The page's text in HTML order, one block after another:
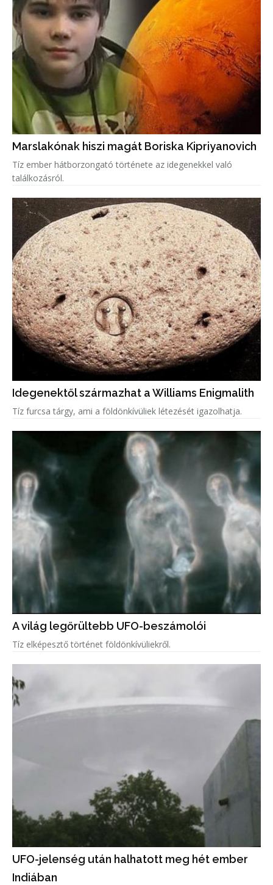
Marslakónak hiszi magát Boriska Kipriyanovich
Tíz ember hátborzongató története az idegenekkel való
találkozásról.
Idegenektől származhat a Williams Enigmalith
Tíz furcsa tárgy, ami a földönkívüliek létezését igazolhatja.
A világ legőrültebb UFO-beszámolói
Tíz elképesztő történet földönkívüliekről.
UFO-jelenség után halhatott meg hét ember
Indiában